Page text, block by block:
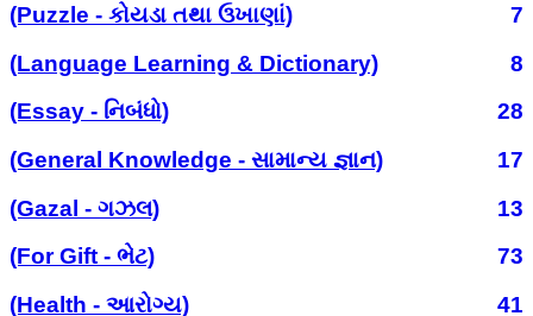
(Puzzle - કોયડા તથા ઉખાણાં)
7
(Language Learning & Dictionary)
8
(Essay - નિબંધો)
28
(General Knowledge - સામાન્ય જ્ઞાન)
17
(Gazal - ગઝલ)
13
(For Gift - ભેટ)
73
(Health - આરોગ્ય)
41